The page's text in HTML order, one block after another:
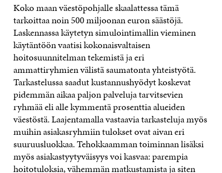
Koko maan väestöpohjalle skaalattessa tämä
tarkoittaa noin 500 miljoonan euron säästöjä.
Laskennassa käytetyn simulointimallin vieminen
käytäntöön vaatisi kokonaisvaltaisen
hoitosuunnitelman tekemistä ja eri
ammattiryhmien välistä saumatonta yhteistyötä.
Tarkastelussa saadut kustannushyödyt koskevat
pidemmän aikaa paljon palveluja tarvitsevien
ryhmää eli alle kymmentä prosenttia alueiden
väestöstä. Laajentamalla vastaavia tarkasteluja myös
muihin asiakasryhmiin tulokset ovat aivan eri
suuruusluokkaa. Tehokkaamman toiminnan lisäksi
myös asiakastyytyväisyys voi kasvaa: parempia
hoitotuloksia, vähemmän matkustamista ja siten